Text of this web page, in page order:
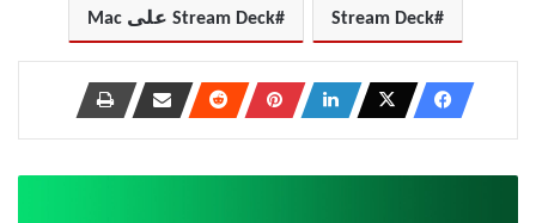
Stream Deck Stream Deck على Mac